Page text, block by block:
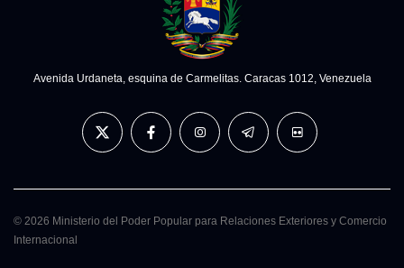
Avenida Urdaneta, esquina de Carmelitas. Caracas 1012, Venezuela
© 2026 Ministerio del Poder Popular para Relaciones Exteriores y Comercio
Internacional